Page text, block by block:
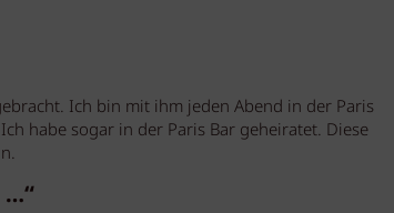
Ich bin mit ihm jeden Abend in der Paris
habe sogar in der Paris Bar geheiratet. Diese